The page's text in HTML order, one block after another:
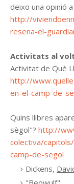
deixo una opinió
http://
resena-el-
Activitats al
Activitat de Què
http://
en-el-camp-de-
Quins llibres
sègol"? http://
colectiva/
camp-de-segol
Dickens,